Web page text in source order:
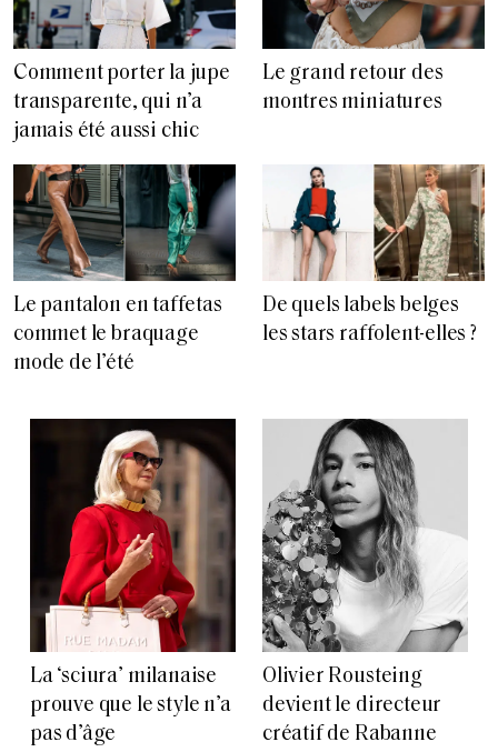
Comment porter la jupe
transparente, qui n’a
jamais été aussi chic
Le grand retour des
montres miniatures
Le pantalon en taffetas
commet le braquage
mode de l’été
De quels labels belges
les stars raffolent-elles ?
La ‘sciura’ milanaise
prouve que le style n’a
pas d’âge
Olivier Rousteing
devient le directeur
créatif de Rabanne